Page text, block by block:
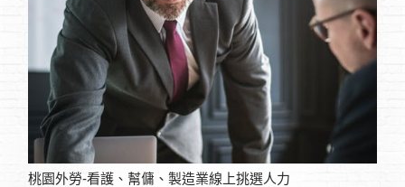
園外勞-看護、幫傭、製造業線上挑選人力